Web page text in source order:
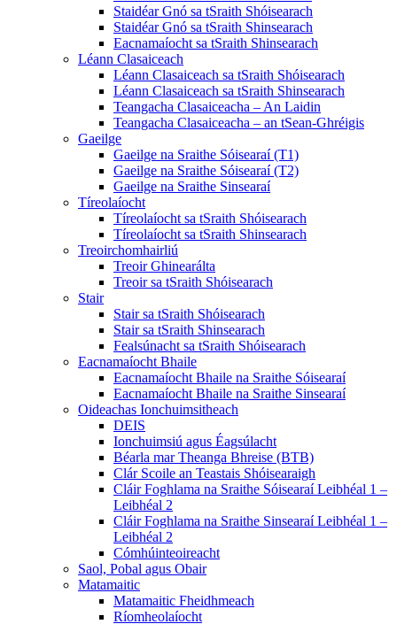
Staidéar Gnó sa tSraith Shóisearach
Staidéar Gnó sa tSraith Shinsearach
Eacnamaíocht sa tSraith Shinsearach
Léann Clasaiceach
Léann Clasaiceach sa tSraith Shóisearach
Léann Clasaiceach sa tSraith Shinsearach
Teangacha Clasaiceacha – An Laidin
Teangacha Clasaiceacha – an tSean-Ghréigis
Gaeilge
Gaeilge na Sraithe Sóisearaí (T1)
Gaeilge na Sraithe Sóisearaí (T2)
Gaeilge na Sraithe Sinsearaí
Tíreolaíocht
Tíreolaíocht sa tSraith Shóisearach
Tíreolaíocht sa tSraith Shinsearach
Treoirchomhairliú
Treoir Ghinearálta
Treoir sa tSraith Shóisearach
Stair
Stair sa tSraith Shóisearach
Stair sa tSraith Shinsearach
Fealsúnacht sa tSraith Shóisearach
Eacnamaíocht Bhaile
Eacnamaíocht Bhaile na Sraithe Sóisearaí
Eacnamaíocht Bhaile na Sraithe Sinsearaí
Oideachas Ionchuimsitheach
DEIS
Ionchuimsiú agus Éagsúlacht
Béarla mar Theanga Bhreise (BTB)
Clár Scoile an Teastais Shóisearaigh
Cláir Foghlama na Sraithe Sóisearaí Leibhéal 1 –
Leibhéal 2
Cláir Foghlama na Sraithe Sinsearaí Leibhéal 1 –
Leibhéal 2
Cómhúinteoireacht
Saol, Pobal agus Obair
Matamaitic
Matamaitic Fheidhmeach
Ríomheolaíocht